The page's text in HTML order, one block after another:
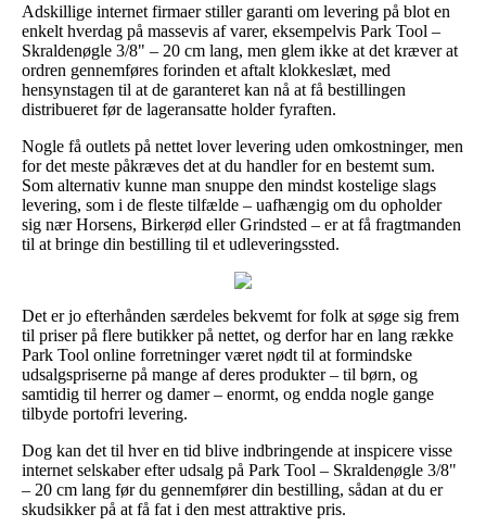
Adskillige internet firmaer stiller garanti om levering på blot en
enkelt hverdag på massevis af varer, eksempelvis Park Tool –
Skraldenøgle 3/8" – 20 cm lang, men glem ikke at det kræver at
ordren gennemføres forinden et aftalt klokkeslæt, med
hensynstagen til at de garanteret kan nå at få bestillingen
distribueret før de lageransatte holder fyraften.
Nogle få outlets på nettet lover levering uden omkostninger, men
for det meste påkræves det at du handler for en bestemt sum.
Som alternativ kunne man snuppe den mindst kostelige slags
levering, som i de fleste tilfælde – uafhængig om du opholder
sig nær Horsens, Birkerød eller Grindsted – er at få fragtmanden
til at bringe din bestilling til et udleveringssted.
Det er jo efterhånden særdeles bekvemt for folk at søge sig frem
til priser på flere butikker på nettet, og derfor har en lang række
Park Tool online forretninger været nødt til at formindske
udsalgspriserne på mange af deres produkter – til børn, og
samtidig til herrer og damer – enormt, og endda nogle gange
tilbyde portofri levering.
Dog kan det til hver en tid blive indbringende at inspicere visse
internet selskaber efter udsalg på Park Tool – Skraldenøgle 3/8"
– 20 cm lang før du gennemfører din bestilling, sådan at du er
skudsikker på at få fat i den mest attraktive pris.